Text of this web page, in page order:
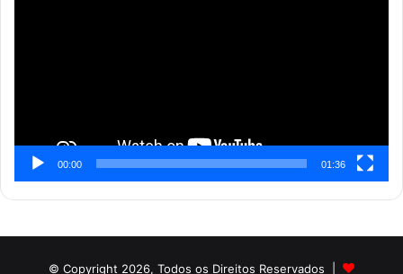
00:00 01:36
© Copyright 2026, Todos os Direitos Reservados |